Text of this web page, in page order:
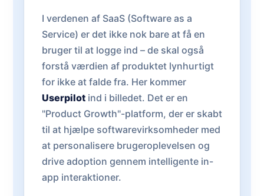
I verdenen af SaaS (Software as a
Service) er det ikke nok bare at få en
bruger til at logge ind – de skal også
forstå værdien af produktet lynhurtigt
for ikke at falde fra. Her kommer
Userpilot ind i billedet. Det er en
"Product Growth"-platform, der er skabt
til at hjælpe softwarevirksomheder med
at personalisere brugeroplevelsen og
drive adoption gennem intelligente in-
app interaktioner.